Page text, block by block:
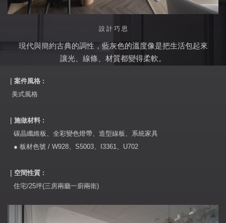
設 計 巧 思
現代與簡約古典的調性，藍灰色的溫度像是把生活包起來
讓光、線條、材質都變得柔軟。
｜案件風格 :
美式風格
｜ 施做材料 :
碳晶纖維板、全彩變色燈帶、造型線板、系統家具
● 板材色號 / W928、S5003、I3361、U702
｜ 空間性質 :
住宅/25坪(三房兩廳一廚兩衛)